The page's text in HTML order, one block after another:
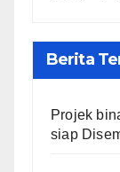
Berita
Projek
siap